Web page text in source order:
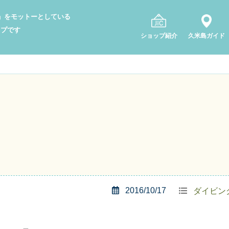
をモットーとしている
です
ショップ紹介 久米島ガイド
ダイビン
2016/10/17